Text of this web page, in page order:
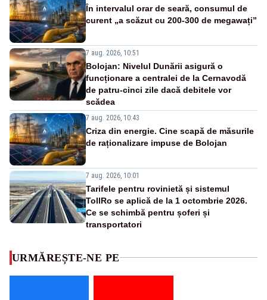
În intervalul orar de seară, consumul de
curent „a scăzut cu 200-300 de megawați”
7 aug. 2026, 10:51
Bolojan: Nivelul Dunării asigură o
funcționare a centralei de la Cernavodă
de patru-cinci zile dacă debitele vor
scădea
7 aug. 2026, 10:43
Criza din energie. Cine scapă de măsurile
de raționalizare impuse de Bolojan
7 aug. 2026, 10:01
Tarifele pentru rovinietă și sistemul
TollRo se aplică de la 1 octombrie 2026.
Ce se schimbă pentru șoferi și
transportatori
URMĂREȘTE-NE PE